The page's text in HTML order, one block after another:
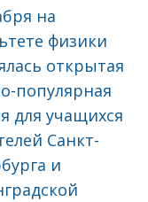
на
физики
открытая
популярная
для учащихся
Санкт-
и